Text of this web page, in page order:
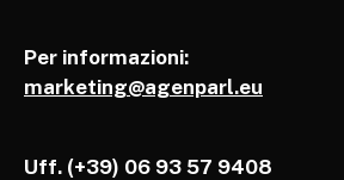
Per informazioni:
marketing@agenparl.eu
Uff. (+39) 06 93 57 9408